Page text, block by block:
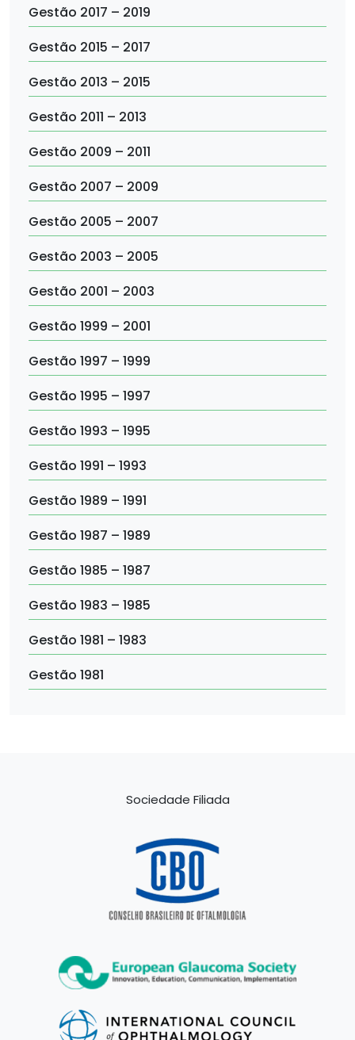
Gestão 2017 – 2019
Gestão 2015 – 2017
Gestão 2013 – 2015
Gestão 2011 – 2013
Gestão 2009 – 2011
Gestão 2007 – 2009
Gestão 2005 – 2007
Gestão 2003 – 2005
Gestão 2001 – 2003
Gestão 1999 – 2001
Gestão 1997 – 1999
Gestão 1995 – 1997
Gestão 1993 – 1995
Gestão 1991 – 1993
Gestão 1989 – 1991
Gestão 1987 – 1989
Gestão 1985 – 1987
Gestão 1983 – 1985
Gestão 1981 – 1983
Gestão 1981
Sociedade Filiada